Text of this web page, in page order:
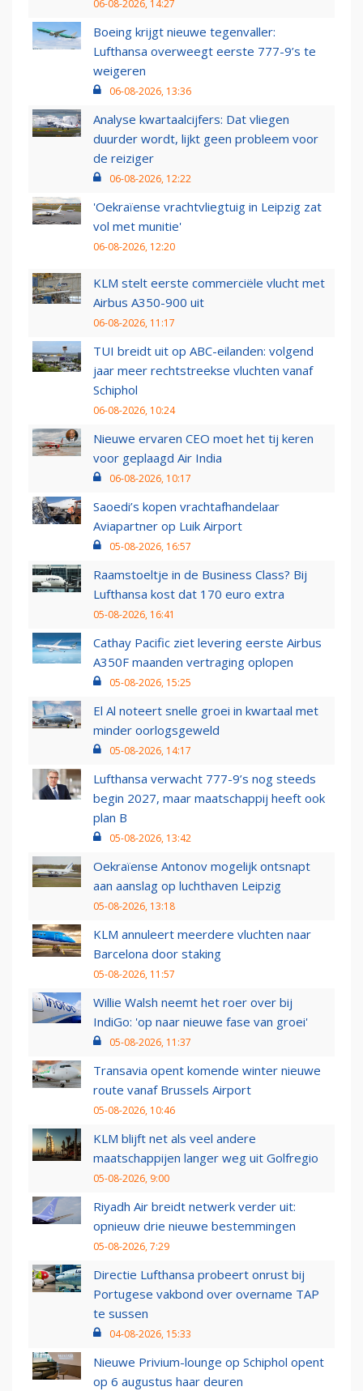
06-08-2026, 14:27
Boeing krijgt nieuwe tegenvaller:
Lufthansa overweegt eerste 777-9’s te
weigeren
06-08-2026, 13:36
Analyse kwartaalcijfers: Dat vliegen
duurder wordt, lijkt geen probleem voor
de reiziger
06-08-2026, 12:22
'Oekraïense vrachtvliegtuig in Leipzig zat
vol met munitie'
06-08-2026, 12:20
KLM stelt eerste commerciële vlucht met
Airbus A350-900 uit
06-08-2026, 11:17
TUI breidt uit op ABC-eilanden: volgend
jaar meer rechtstreekse vluchten vanaf
Schiphol
06-08-2026, 10:24
Nieuwe ervaren CEO moet het tij keren
voor geplaagd Air India
06-08-2026, 10:17
Saoedi’s kopen vrachtafhandelaar
Aviapartner op Luik Airport
05-08-2026, 16:57
Raamstoeltje in de Business Class? Bij
Lufthansa kost dat 170 euro extra
05-08-2026, 16:41
Cathay Pacific ziet levering eerste Airbus
A350F maanden vertraging oplopen
05-08-2026, 15:25
El Al noteert snelle groei in kwartaal met
minder oorlogsgeweld
05-08-2026, 14:17
Lufthansa verwacht 777-9’s nog steeds
begin 2027, maar maatschappij heeft ook
plan B
05-08-2026, 13:42
Oekraïense Antonov mogelijk ontsnapt
aan aanslag op luchthaven Leipzig
05-08-2026, 13:18
KLM annuleert meerdere vluchten naar
Barcelona door staking
05-08-2026, 11:57
Willie Walsh neemt het roer over bij
IndiGo: 'op naar nieuwe fase van groei'
05-08-2026, 11:37
Transavia opent komende winter nieuwe
route vanaf Brussels Airport
05-08-2026, 10:46
KLM blijft net als veel andere
maatschappijen langer weg uit Golfregio
05-08-2026, 9:00
Riyadh Air breidt netwerk verder uit:
opnieuw drie nieuwe bestemmingen
05-08-2026, 7:29
Directie Lufthansa probeert onrust bij
Portugese vakbond over overname TAP
te sussen
04-08-2026, 15:33
Nieuwe Privium-lounge op Schiphol opent
op 6 augustus haar deuren